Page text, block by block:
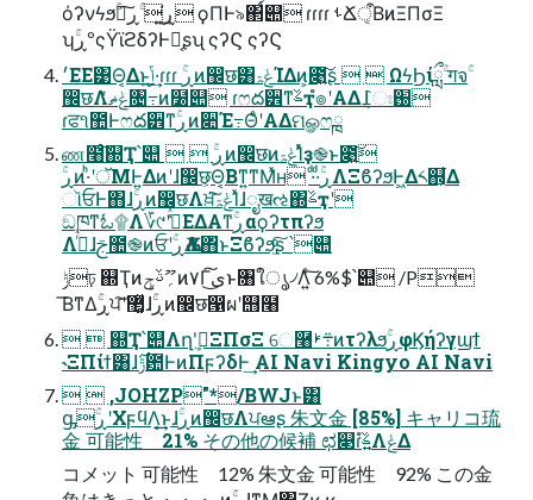
όʔνϟϧۚڕ͍͘͢ ۚڕྲྀ͠ ϙΠͰ৯΂์୊ ɾɾɾɾ ࢀՃऀ͔ΒͷΞΠσΞ
ʮۚڕºςΫϊϩδʔͰԿ͔ʂʯ ςʔϚ ςʔϚ
׳ΕΕ͹Θ͔Δͱݴ͍·͕͢ɾɾɾ ۚڕͷ඼छ͸ݟۃΊΔͷ͕೉͍͠ʂ   ΩϟϦίླྀۚ गจۚ
඼छΛݟޡͬͨ৔߹ͷ໰୊ ɾෆద੾ͳࣂҭํ๏ʹΑΔ݈߁ඃ֐
ɾਫ૧಺Ͱෆద੾ͳۚڕͷ૊Έ߹ΘͤʹΑΔମௐෆྑ
ண໨ͨ͠஍Ҭ՝୊   ۚڕͷ඼छͷݟۃΊͬͯҙ֎ͱ೉͍͠
ૉਓͰ΋ɺۚڕͷ඼छΛਖ਼͘͠ݟۃΊͯɺೖखઌ΍ࣂҭʹ
ඞཁͳಓ۩Λ؆୯ʹڭ͑ͯ͘ΕΔΑ͏ͳۚڕαϙʔτπʔϧ
Λ࡞ͬͯɺࢢ಺֎ͷਓʹۚڕѪΛ΋ͬͱΞϐʔϧ͍ͨ͠ʂ ՝୊
ݱঢ় ஍Ҭͷ؍ޫࢿݯͷ۷Γى͜͠ͱ৘ใൃ৴Λ͍ͨ͠ 6%$՝୊ /P
͞ΒͳΔۚڕਪ͠ʹ޲͚ͯɺۚڕͷ඼छ൑ผʹ஫໨
  ஍Ҭ՝୊Λղܾʹಋ͘ΞΠσΞ େ࿨܊ࢁͷτʔλϧۚڕφϏήʔγϣϯ
˞ΞΠίϯ͸ɺݱ࣌఺ͰͷΠϝʔδͰ͢ AI Navi Kingyo AI Navi
  ,JOHZP"*/BWJͱ͸
ᶃۚڕʹΧϝϥΛ͔͟͢ͱɺۚڕͷ඼छΛਪఆʂ 朱⽂⾦ [85%] キャリコ琉
⾦ 可能性 21% その他の候補 ಛ௃ɾࣂ͍ํΛݟΔ
コメット 可能性 12% 朱⽂⾦ 可能性 92% この⾦